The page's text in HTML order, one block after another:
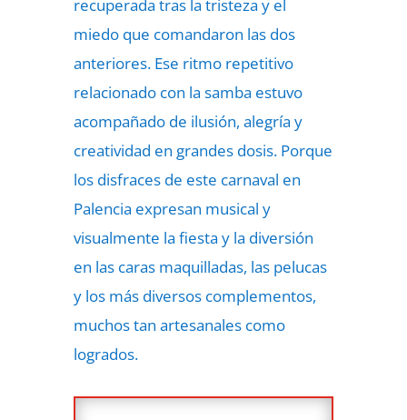
recuperada tras la tristeza y el
miedo que comandaron las dos
anteriores. Ese ritmo repetitivo
relacionado con la samba estuvo
acompañado de ilusión, alegría y
creatividad en grandes dosis. Porque
los disfraces de este carnaval en
Palencia expresan musical y
visualmente la fiesta y la diversión
en las caras maquilladas, las pelucas
y los más diversos complementos,
muchos tan artesanales como
logrados.